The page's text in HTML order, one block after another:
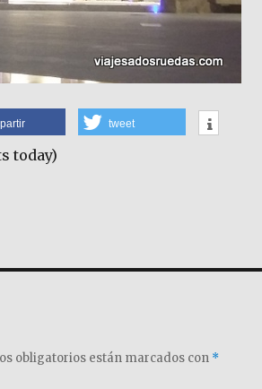
tweet
today)
obligatorios están marcados con *